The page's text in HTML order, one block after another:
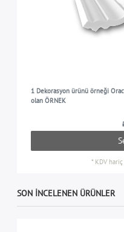
1 Dekorasyon ürünü örneği
olan ÖRNEK
* KDV hariç
SON INCELENEN ÜRÜNLER